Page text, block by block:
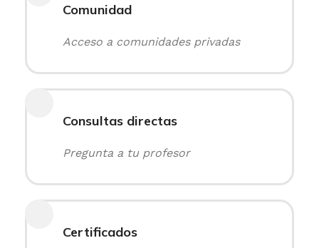
Comunidad
Acceso a comunidades privadas
Consultas directas
Pregunta a tu profesor
Certificados